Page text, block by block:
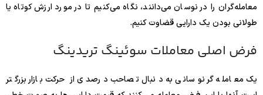
معامله‌گران را در نوسان می‌دانند، نگاه می‌کنیم تا در مورد ارزش کوتاه یا
طولانی بودن یک دارایی قضاوت کنیم.
فرض اصلی معاملات سوئینگ تریدینگ
یک معامله گر نوسانی به دنبال تصاحب درصدی از حرکت بازار بزرگتر